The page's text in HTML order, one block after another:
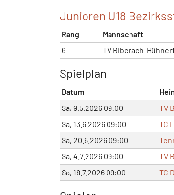
Junioren U18
Rang Mannschaft
6
TV Biberach-
Spielplan
Datum
Sa, 9.5.2026 09:00
TV
Sa, 13.6.2026 09:00
TC
Sa, 20.6.2026 09:00
Sa, 4.7.2026 09:00
TV
Sa, 18.7.2026 09:00
TC